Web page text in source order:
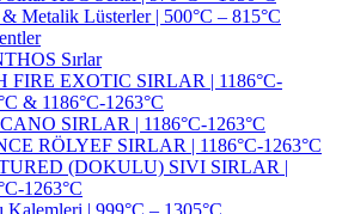
& Metalik Lüsterler | 500°C – 815°C
Sırlar
FIRE EXOTIC SIRLAR | 1186°C-
& 1186°C-1263°C
SIRLAR | 1186°C-1263°C
RÖLYEF SIRLAR | 1186°C-1263°C
(DOKULU) SIVI SIRLAR |
1263°C
Kalemleri | 999°C – 1305°C